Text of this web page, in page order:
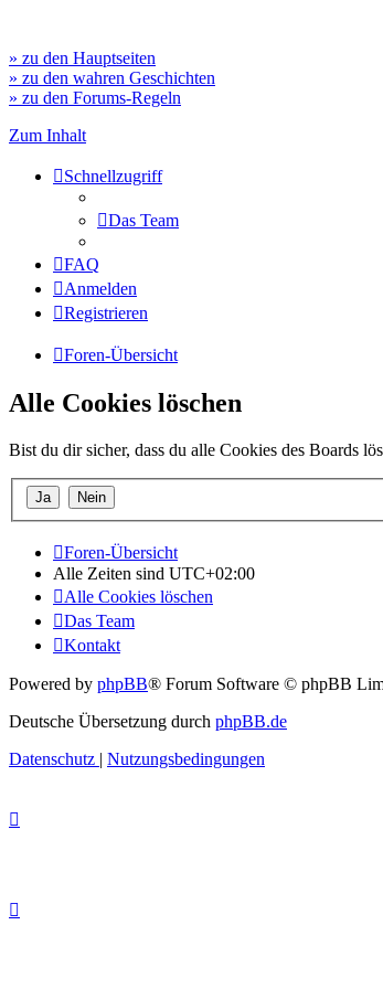
» zu den Hauptseiten
» zu den wahren Geschichten
» zu den Forums-Regeln
Zum Inhalt
Schnellzugriff
Das Team
FAQ
Anmelden
Registrieren
Foren-Übersicht
Alle Cookies löschen
Bist du dir sicher, dass du alle Cookies des Boards
Foren-Übersicht
Alle Zeiten sind UTC+02:00
Alle Cookies löschen
Das Team
Kontakt
Powered by phpBB® Forum Software © phpBB
Deutsche Übersetzung durch phpBB.de
Datenschutz | Nutzungsbedingungen